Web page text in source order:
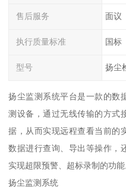
售后服务 面议
执行质量标准 国标
型号 扬尘
扬尘监测系统平台是一款的数
测设备，通过无线传输的方式
据，从而实现远程查看当前的
数据进行查询、导出等操作，
实现超限预警、超标录制的功能
扬尘监测系统